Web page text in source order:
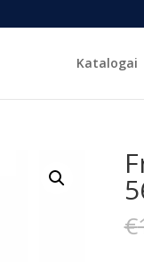
Katalogai
€